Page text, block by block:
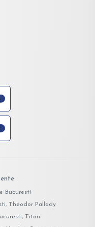
Bucuresti
Theodor Pallady
Titan